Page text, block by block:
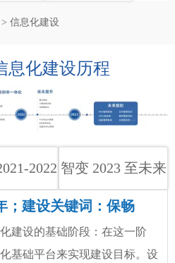
> 信息化建设
息化建设历程
2022 智变 2023 至未来
；建设关键词：保畅
设的基础阶段：在这一阶
基础平台来实现建设目标。设
年；建设关键词：打通
务一体化进行优化提升：铸
车间生产与财务成本核算的信
；建设关键词：智变
个生产流程更佳规范化，
线HR人力资源系统、设备管